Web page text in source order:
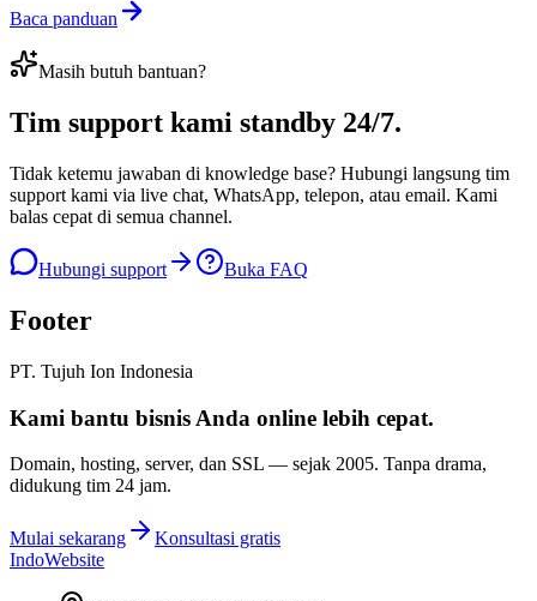
Baca panduan
Masih butuh bantuan?
Tim support kami standby 24/7.
Tidak ketemu jawaban di knowledge base? Hubungi langsung tim
support kami via live chat, WhatsApp, telepon, atau email. Kami
balas cepat di semua channel.
Hubungi support Buka FAQ
Footer
PT. Tujuh Ion Indonesia
Kami bantu bisnis Anda online lebih cepat.
Domain, hosting, server, dan SSL — sejak 2005. Tanpa drama,
didukung tim 24 jam.
Mulai sekarang
Konsultasi gratis
IndoWebsite